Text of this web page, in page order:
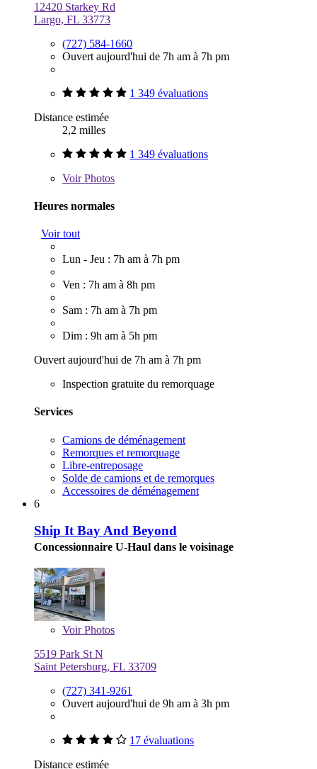
12420 Starkey Rd
Largo, FL 33773
(727) 584-1660
Ouvert aujourd'hui de 7h am à 7h pm
1 349 évaluations
Distance estimée
2,2 milles
1 349 évaluations
VoirPhotos
Heures normales
Voir tout
Lun - Jeu : 7h am à 7h pm
Ven : 7h am à 8h pm
Sam : 7h am à 7h pm
Dim : 9h am à 5h pm
Ouvert aujourd'hui de 7h am à 7h pm
Inspection gratuite du remorquage
Services
Camions de déménagement
Remorques et remorquage
Libre-entreposage
Solde de camions et de remorques
Accessoires de déménagement
6
Ship It Bay And Beyond
Concessionnaire U-Haul dans le voisinage
VoirPhotos
5519 Park St N
Saint Petersburg, FL 33709
(727) 341-9261
Ouvert aujourd'hui de 9h am à 3h pm
17 évaluations
Distance estimée